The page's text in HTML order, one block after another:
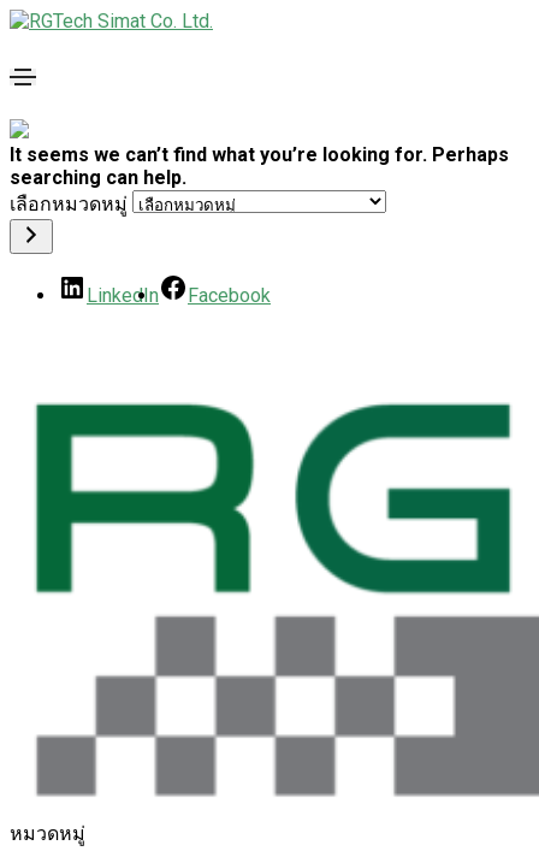
It seems we can’t find what you’re looking for. Perhaps
searching can help.
เลือกหมวดหมู่
LinkedIn Facebook
หมวดหมู่